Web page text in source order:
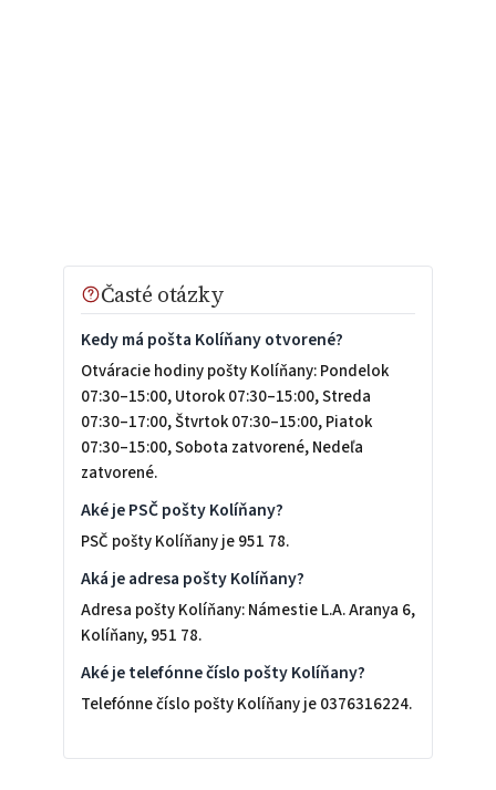
Časté otázky
Kedy má pošta Kolíňany otvorené?
Otváracie hodiny pošty Kolíňany: Pondelok
07:30–15:00, Utorok 07:30–15:00, Streda
07:30–17:00, Štvrtok 07:30–15:00, Piatok
07:30–15:00, Sobota zatvorené, Nedeľa
zatvorené.
Aké je PSČ pošty Kolíňany?
PSČ pošty Kolíňany je 951 78.
Aká je adresa pošty Kolíňany?
Adresa pošty Kolíňany: Námestie L.A. Aranya 6,
Kolíňany, 951 78.
Aké je telefónne číslo pošty Kolíňany?
Telefónne číslo pošty Kolíňany je 0376316224.